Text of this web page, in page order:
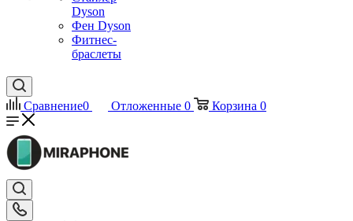
Dyson
Фен Dyson
Фитнес-
браслеты
Сравнение0 Отложенные 0 Корзина 0